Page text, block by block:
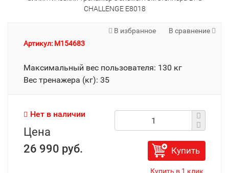
CHALLENGE E8018
В избранное
В сравнение
Артикул: M154683
Максимальный вес пользователя: 130 кг
Вес тренажера (кг): 35
Нет в наличии
Цена
26 990 руб.
Купить